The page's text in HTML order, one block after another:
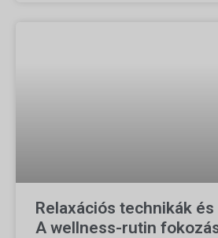
Relaxációs technikák
A wellness-rutin